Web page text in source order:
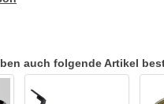
auch folgende Artikel